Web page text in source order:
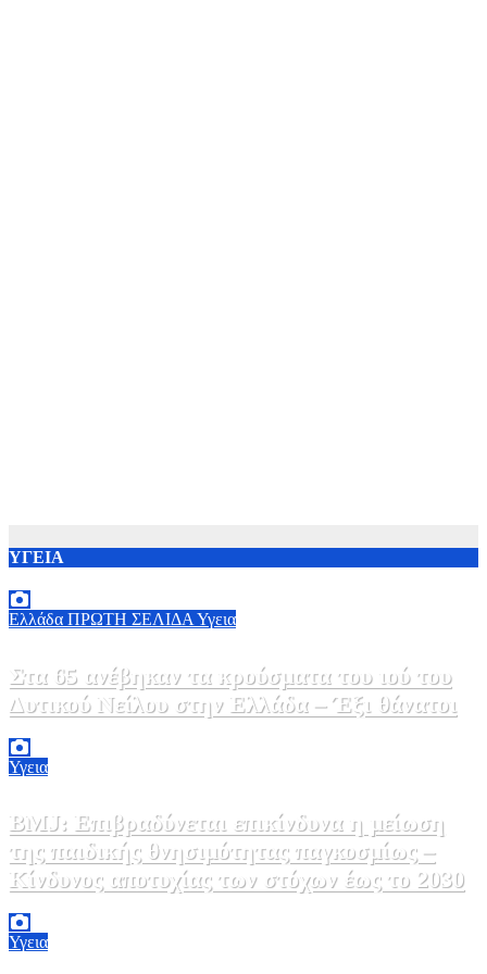
ΥΓΕΙΑ
Ελλάδα ΠΡΩΤΗ ΣΕΛΙΔΑΥγεια
Στα 65 ανέβηκαν τα κρούσματα του ιού του
Δυτικού Νείλου στην Ελλάδα – Έξι θάνατοι
Υγεια
BMJ: Επιβραδύνεται επικίνδυνα η μείωση
της παιδικής θνησιμότητας παγκοσμίως –
Κίνδυνος αποτυχίας των στόχων έως το 2030
Υγεια